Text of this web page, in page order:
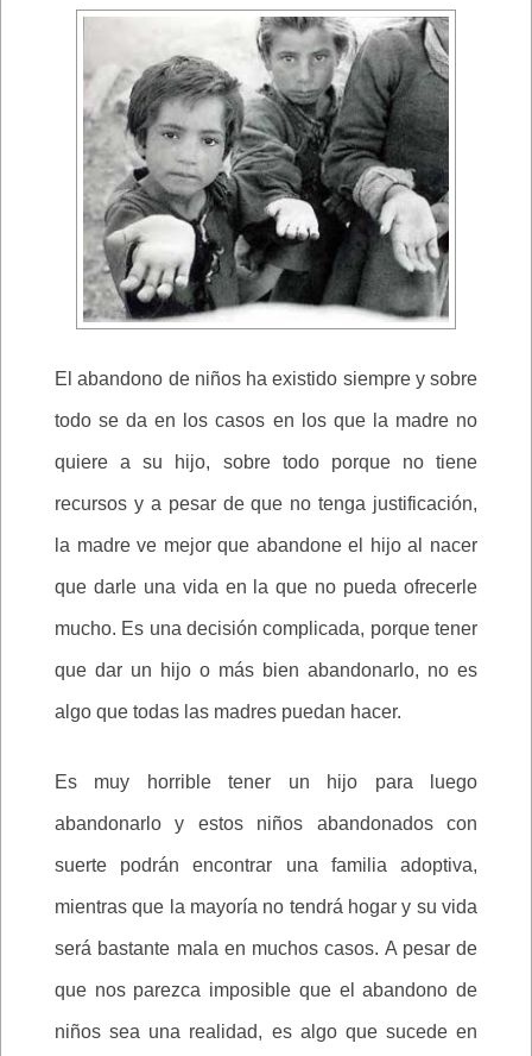
El abandono de niños ha existido siempre y sobre
todo se da en los casos en los que la madre no
quiere a su hijo, sobre todo porque no tiene
recursos y a pesar de que no tenga justificación,
la madre ve mejor que abandone el hijo al nacer
que darle una vida en la que no pueda ofrecerle
mucho. Es una decisión complicada, porque tener
que dar un hijo o más bien abandonarlo, no es
algo que todas las madres puedan hacer.
Es muy horrible tener un hijo para luego
abandonarlo y estos niños abandonados con
suerte podrán encontrar una familia adoptiva,
mientras que la mayoría no tendrá hogar y su vida
será bastante mala en muchos casos. A pesar de
que nos parezca imposible que el abandono de
niños sea una realidad, es algo que sucede en